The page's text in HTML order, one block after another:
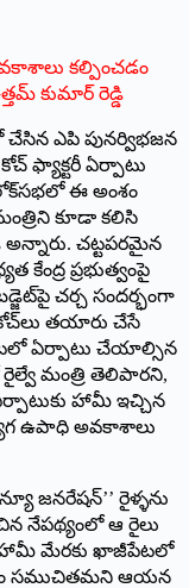
కల్పించడం
‌కుమార్‌ ‌రెడ్డి
చేసిన ఎపి పునర్విభజన
‌ఫ్యాక్టరీ ఏర్పాటు
ఈ అంశం
కూడా కలిసి
అన్నారు. చట్టపరమైన
ప్రభుత్వంపై
చర్చ సందర్భంగా
తయారు చేసే
ఏర్పాటు చేయాల్సిన
మంత్రి తెలిపారని,
హామీ ఇచ్చిన
ఉపాధి అవకాశాలు
జనరేషన్‌’’ ‌రైళ్ళను
నేపథ్యంలో ఆ రైలు
మేరకు ఖాజీపేటలో
సముచితమని ఆయన